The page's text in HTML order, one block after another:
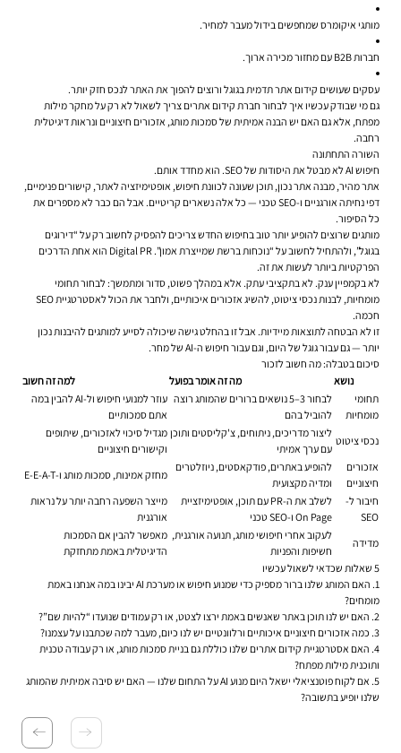
מותגי איקומרס שמחפשים בידול מעבר למחיר.
חברות B2B עם מחזור מכירה ארוך.
עסקים שעושים קידום אתר תדמית בגוגל ורוצים להפוך את האתר לנכס חזק יותר.
גם מי שבודק עכשיו איך לבחור חברת קידום אתרים צריך לשאול לא רק על מחקר מילות
מפתח, אלא גם האם יש הבנה אמיתית של סמכות מותג, אזכורים חיצוניים ונראות דיגיטלית
רחבה.
השורה התחתונה
חיפוש AI לא מבטל את היסודות של SEO. הוא מחדד אותם.
אתר מהיר, מבנה אתר נכון, תוכן שעונה לכוונת חיפוש, אופטימיזציה לאתר, קישורים פנימיים,
דפי נחיתה אורגניים ו-SEO טכני — כל אלה נשארים קריטיים. אבל הם כבר לא מספרים את
כל הסיפור.
מותגים שרוצים להופיע יותר טוב בחיפוש החדש צריכים להפסיק לחשוב רק על “דירוגים
בגוגל”, ולהתחיל לחשוב על “נוכחות ברשת שמייצרת אמון”. Digital PR הוא אחת הדרכים
הפרקטיות ביותר לעשות את זה.
לא בקמפיין ענק. לא בתקציבי עתק. אלא במהלך פשוט, סדור ומתמשך: לבחור תחומי
מומחיות, לבנות נכסי ציטוט, להשיג אזכורים איכותיים, ולחבר את הכול לאסטרטגיית SEO
חכמה.
זו לא הבטחה לתוצאות מיידיות. אבל זו בהחלט גישה שיכולה לסייע למותגים להיבנות נכון
יותר — גם עבור גוגל של היום, וגם עבור חיפוש ה-AI של מחר.
סיכום בטבלה: מה חשוב לזכור
נושא
מה זה אומר בפועל
למה זה חשוב
תחומי
מומחיות
לבחור 3–5 נושאים ברורים שהמותג רוצה
להוביל בהם
עוזר למנועי חיפוש ול-AI להבין במה
אתם סמכותיים
נכסי ציטוט
ליצור מדריכים, ניתוחים, צ'קליסטים ותוכן
עם ערך אמיתי
מגדיל סיכוי לאזכורים, שיתופים
וקישורים חיצוניים
אזכורים
חיצוניים
להופיע באתרים, פודקאסטים, ניוזלטרים
ומדיה מקצועית
מחזק אמינות, סמכות מותג ו-E-E-A-T
חיבור ל-
SEO
לשלב את ה-PR עם תוכן, אופטימיזציית
On Page ו-SEO טכני
מייצר השפעה רחבה יותר על נראות
אורגנית
מדידה
לעקוב אחרי חיפושי מותג, תנועה אורגנית,
חשיפות והפניות
מאפשר להבין אם הסמכות
הדיגיטלית באמת מתחזקת
5 שאלות שכדאי לשאול עכשיו
1. האם המותג שלנו ברור מספיק כדי שמנוע חיפוש או מערכת AI יבינו במה אנחנו באמת
מומחים?
2. האם יש לנו תוכן באתר שאנשים באמת ירצו לצטט, או רק עמודים שנועדו “להיות שם”?
3. כמה אזכורים חיצוניים איכותיים ורלוונטיים יש לנו כיום, מעבר למה שכתבנו על עצמנו?
4. האם אסטרטגיית קידום אתרים שלנו כוללת גם בניית סמכות מותג, או רק עבודה טכנית
ותוכנית מילות מפתח?
5. אם לקוח פוטנציאלי ישאל היום מנוע AI על התחום שלנו — האם יש סיבה אמיתית שהמותג
שלנו יופיע בתשובה?